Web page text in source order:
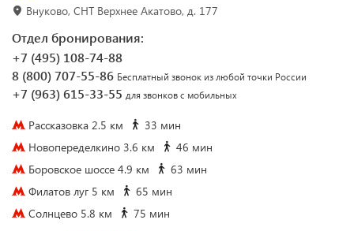
Внуково, СНТ Верхнее Акатово, д. 177
Отдел бронирования:
+7 (495) 108-74-88
8 (800) 707-55-86 Бесплатный звонок из любой точки России
+7 (963) 615-33-55 для звонков с мобильных
Рассказовка 2.5 км
33 мин
Новопеределкино 3.6 км
46 мин
Боровское шоссе 4.9 км
63 мин
Филатов луг 5 км
65 мин
Солнцево 5.8 км
75 мин